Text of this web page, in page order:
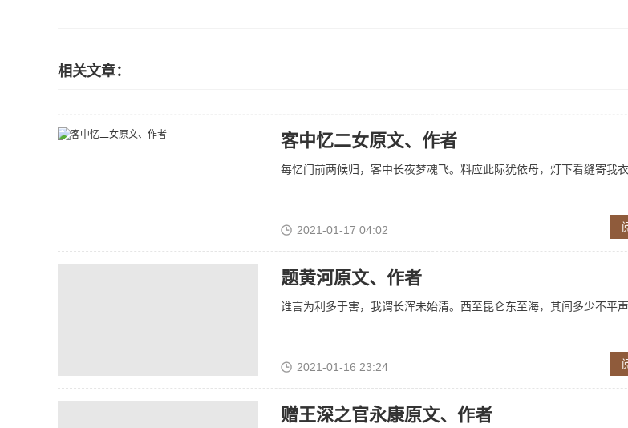
相关文章：
客中忆二女原文、作者
每忆门前两候归，客中长夜梦魂飞。料应此际犹依母，灯下看缝寄我衣
2021-01-17 04:02
题黄河原文、作者
谁言为利多于害，我谓长浑未始清。西至昆仑东至海，其间多少不平声
2021-01-16 23:24
赠王深之官永康原文、作者